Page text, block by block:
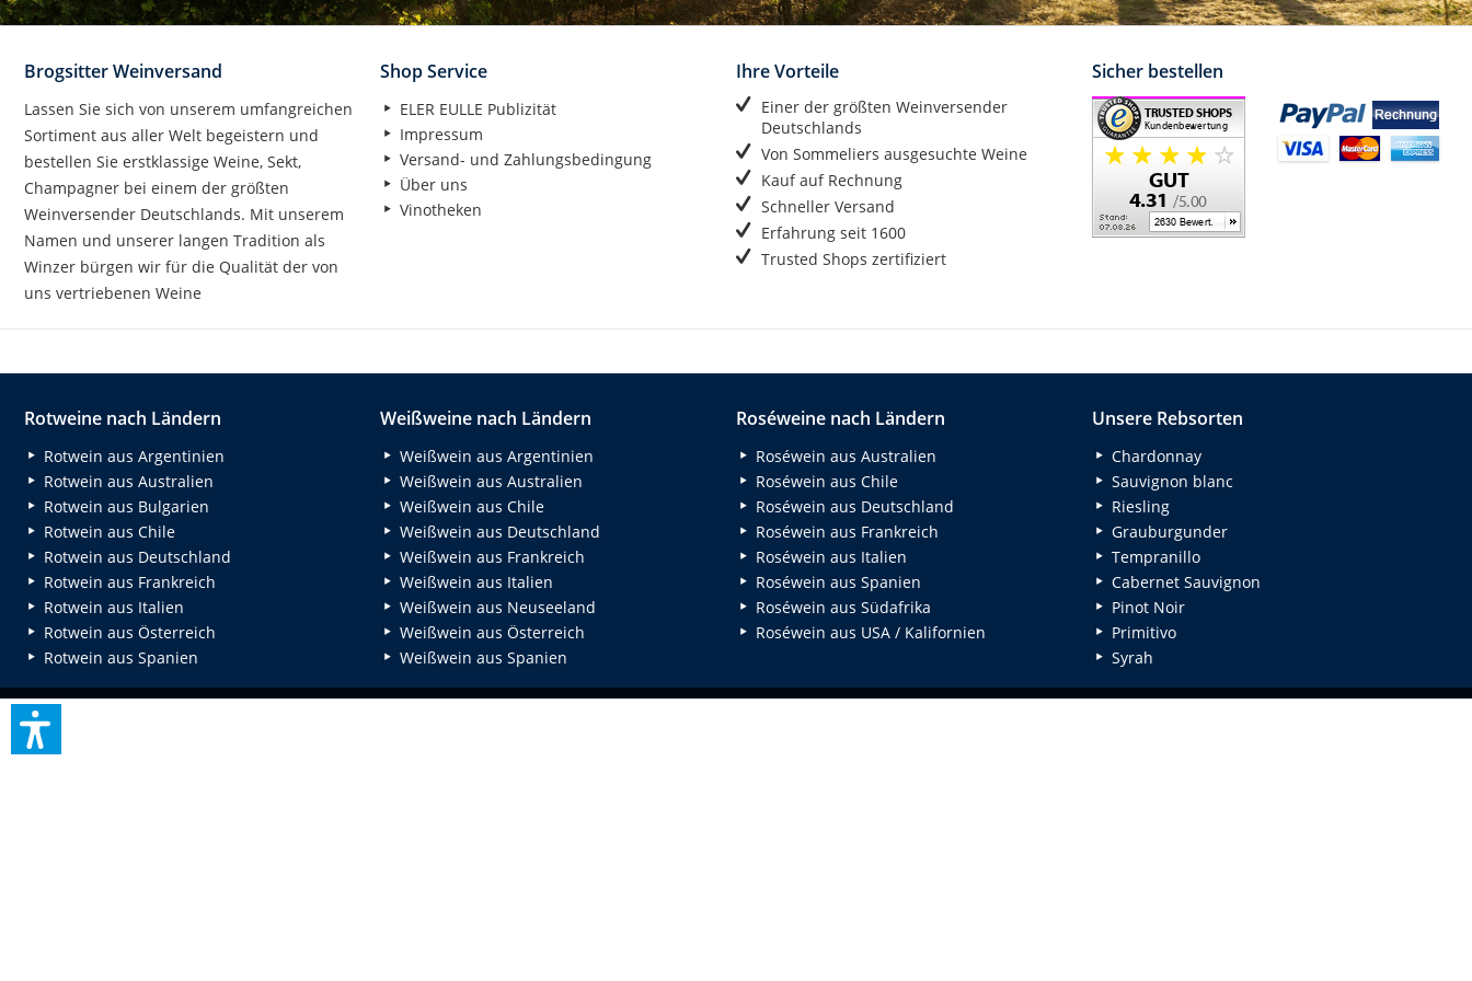
Brogsitter Weinversand
Lassen Sie sich von unserem umfangreichen
Sortiment aus aller Welt begeistern und
bestellen Sie erstklassige Weine, Sekt,
Champagner bei einem der größten
Weinversender Deutschlands. Mit unserem
Namen und unserer langen Tradition als
Winzer bürgen wir für die Qualität der von
uns vertriebenen Weine
Shop Service
ELER EULLE Publizität
Impressum
Versand- und Zahlungsbedingung
Über uns
Vinotheken
Ihre Vorteile
Einer der größten Weinversender
Deutschlands
Von Sommeliers ausgesuchte Weine
Kauf auf Rechnung
Schneller Versand
Erfahrung seit 1600
Trusted Shops zertifiziert
Sicher bestellen
Rotweine nach Ländern
Rotwein aus Argentinien
Rotwein aus Australien
Rotwein aus Bulgarien
Rotwein aus Chile
Rotwein aus Deutschland
Rotwein aus Frankreich
Rotwein aus Italien
Rotwein aus Österreich
Rotwein aus Spanien
Weißweine nach Ländern
Weißwein aus Argentinien
Weißwein aus Australien
Weißwein aus Chile
Weißwein aus Deutschland
Weißwein aus Frankreich
Weißwein aus Italien
Weißwein aus Neuseeland
Weißwein aus Österreich
Weißwein aus Spanien
Roséweine nach Ländern
Roséwein aus Australien
Roséwein aus Chile
Roséwein aus Deutschland
Roséwein aus Frankreich
Roséwein aus Italien
Roséwein aus Spanien
Roséwein aus Südafrika
Roséwein aus USA / Kalifornien
Unsere Rebsorten
Chardonnay
Sauvignon blanc
Riesling
Grauburgunder
Tempranillo
Cabernet Sauvignon
Pinot Noir
Primitivo
Syrah